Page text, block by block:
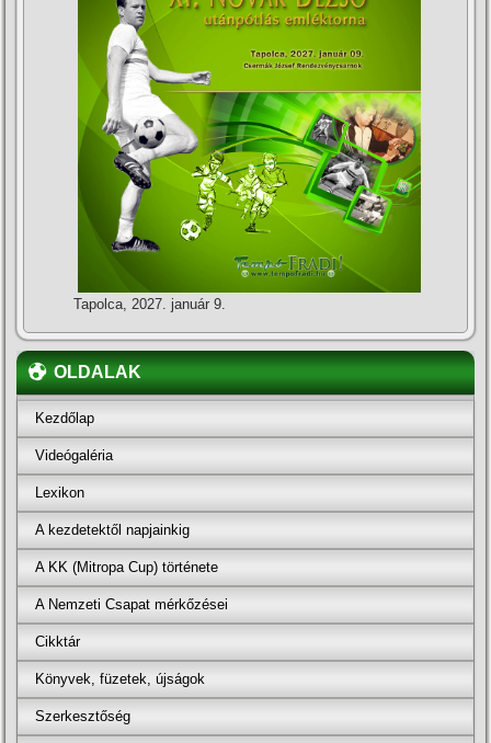
Tapolca, 2027. január 9.
OLDALAK
Kezdőlap
Videógaléria
Lexikon
A kezdetektől napjainkig
A KK (Mitropa Cup) története
A Nemzeti Csapat mérkőzései
Cikktár
Könyvek, füzetek, újságok
Szerkesztőség